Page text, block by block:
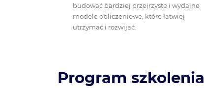
budować bardziej przejrzyste i wydajne
modele obliczeniowe, które łatwiej
utrzymać i rozwijać.
Program szkolenia